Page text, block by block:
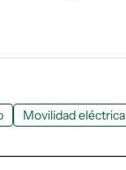
Movilidad eléctrica